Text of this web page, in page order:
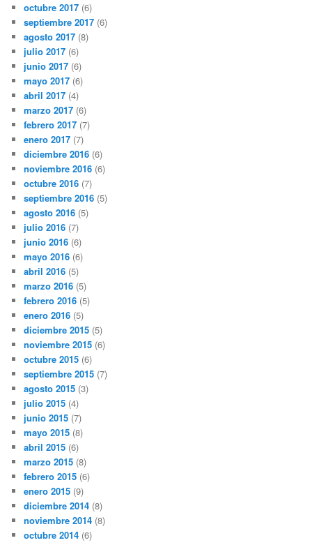
octubre 2017 (6)
septiembre 2017 (6)
agosto 2017 (8)
julio 2017 (6)
junio 2017 (6)
mayo 2017 (6)
abril 2017 (4)
marzo 2017 (6)
febrero 2017 (7)
enero 2017 (7)
diciembre 2016 (6)
noviembre 2016 (6)
octubre 2016 (7)
septiembre 2016 (5)
agosto 2016 (5)
julio 2016 (7)
junio 2016 (6)
mayo 2016 (6)
abril 2016 (5)
marzo 2016 (5)
febrero 2016 (5)
enero 2016 (5)
diciembre 2015 (5)
noviembre 2015 (6)
octubre 2015 (6)
septiembre 2015 (7)
agosto 2015 (3)
julio 2015 (4)
junio 2015 (7)
mayo 2015 (8)
abril 2015 (6)
marzo 2015 (8)
febrero 2015 (6)
enero 2015 (9)
diciembre 2014 (8)
noviembre 2014 (8)
octubre 2014 (6)